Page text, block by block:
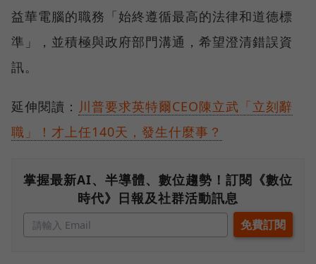
益華電腦的職務「始終遵循最高的法律和道德標
準」，並積極與政府部門溝通，希望澄清錯誤資
訊。
延伸閱讀： 川普要求英特爾CEO陳立武「立刻辭
職」！才上任140天，發生什麼事？
掌握最新AI、半導體、數位趨勢！訂閱《數位
時代》日報及社群活動訊息